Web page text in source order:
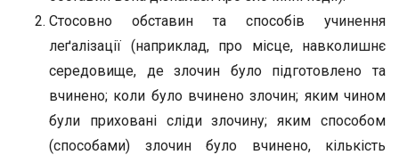
Стосовно обставин та способів учинення
леґалізації (наприклад, про місце, навколишнє
середовище, де злочин було підготовлено та
вчинено; коли було вчинено злочин; яким чином
були приховані сліди злочину; яким способом
(способами) злочин було вчинено, кількість